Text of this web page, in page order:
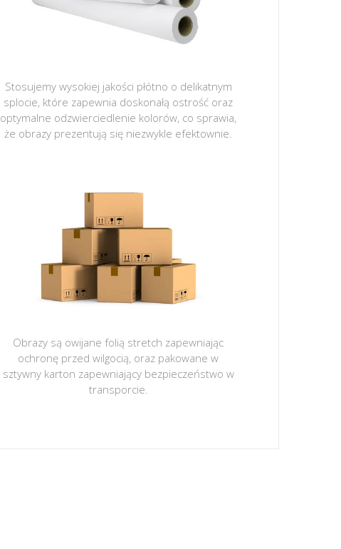
Stosujemy wysokiej jakości płótno o delikatnym
splocie, które zapewnia doskonałą ostrość oraz
optymalne odzwierciedlenie kolorów, co sprawia,
że obrazy prezentują się niezwykle efektownie.
Obrazy są owijane folią stretch zapewniając
ochronę przed wilgocią, oraz pakowane w
sztywny karton zapewniający bezpieczeństwo w
transporcie.